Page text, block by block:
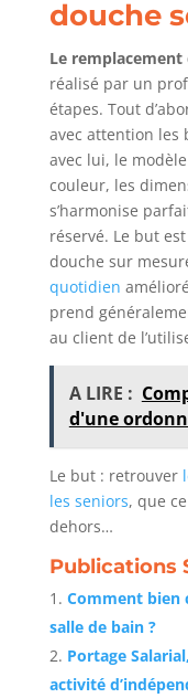
douche
Le
réalisé par un
étapes. Tout
avec attention les
avec lui, le
couleur, les
s’harmonise
réservé. Le but
douche sur
quotidien
prend
au client de
A LIRE :
d'une
Le but : retrouver
les seniors, que
dehors…
Publications
Comment bien
salle de bain ?
Portage
activité